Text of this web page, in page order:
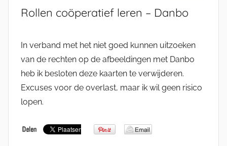
Rollen coöperatief leren – Danbo
In verband met het niet goed kunnen uitzoeken
van de rechten op de afbeeldingen met Danbo
heb ik besloten deze kaarten te verwijderen.
Excuses voor de overlast, maar ik wil geen risico
lopen.